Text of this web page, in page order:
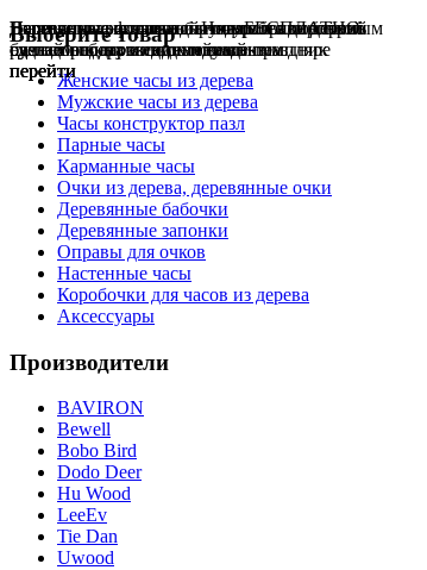
Гравировка на часахобычнаяБЕСПЛАТНО
сделай подарок индивидуальным
перейти
Деревянные флешкии ручкис гравировкой
сделаем подарок эксклюзивным
перейти
Настенные резныечасыНатуральное дерево
ручная работа в единичном экземпляре
перейти
Парные часыотличный подарок влюблённым
на годовщину или семейный праздник
перейти
Деревянные оправыдля очковбез диоптрий
будь стильным всегда и везде
перейти
Выберите товар
Женские часы из дерева
Мужские часы из дерева
Часы конструктор пазл
Парные часы
Карманные часы
Очки из дерева, деревянные очки
Деревянные бабочки
Деревянные запонки
Оправы для очков
Настенные часы
Коробочки для часов из дерева
Аксессуары
Производители
BAVIRON
Bewell
Bobo Bird
Dodo Deer
Hu Wood
LeeEv
Tie Dan
Uwood